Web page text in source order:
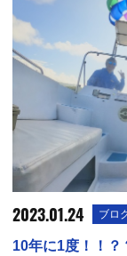
2023.01.24 ブロ
10年に1度！！